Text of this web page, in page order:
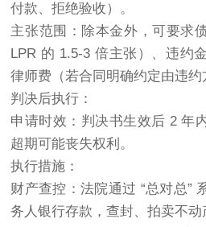
付款、拒绝验收）。
主张范围：除本金外，可要求
LPR 的 1.5-3 倍主张）、违约
律师费（若合同明确约定由违约
判决后执行：
申请时效：判决书生效后 2 年
超期可能丧失权利。
执行措施：
财产查控：法院通过 “总对总”
务人银行存款，查封、拍卖不动